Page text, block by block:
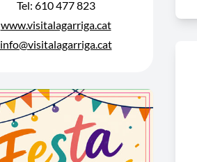
Tel: 610 477 823
www.visitalagarriga.cat
info@visitalagarriga.cat